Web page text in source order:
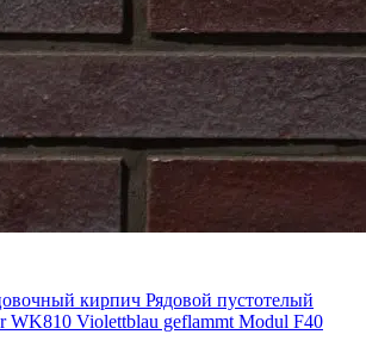
кирпич Рядовой пустотелый
WK810 Violettblau geflammt Modul F40